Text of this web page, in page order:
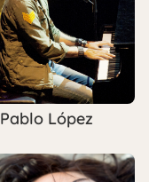
Pablo López